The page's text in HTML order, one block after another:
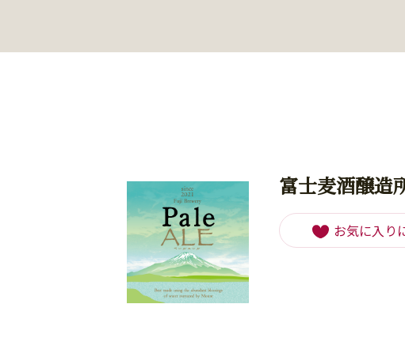
富士麦酒醸造
お気に入り